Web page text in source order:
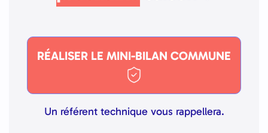
RÉALISER LE MINI-BILAN COMMUNE
Un référent technique vous rappellera.